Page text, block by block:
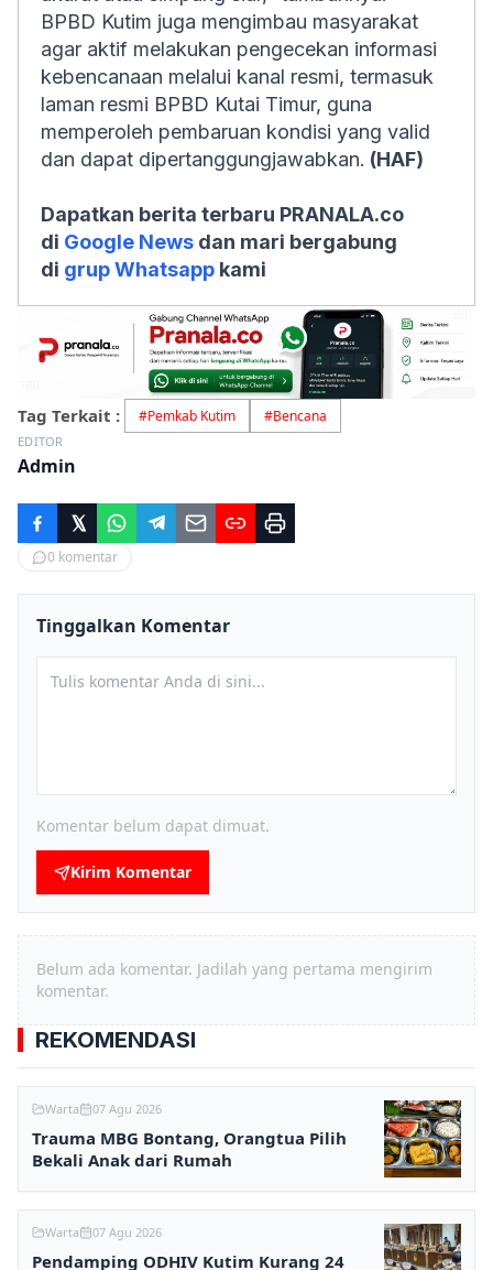
BPBD Kutim juga mengimbau masyarakat
agar aktif melakukan pengecekan informasi
kebencanaan melalui kanal resmi, termasuk
laman resmi BPBD Kutai Timur, guna
memperoleh pembaruan kondisi yang valid
dan dapat dipertanggungjawabkan. (HAF)
Dapatkan berita terbaru PRANALA.co
di Google News dan mari bergabung
di grup Whatsapp kami
Tag Terkait : #Pemkab Kutim #Bencana
EDITOR
Admin
0 komentar
Tinggalkan Komentar
Komentar belum dapat dimuat.
Kirim Komentar
Belum ada komentar. Jadilah yang pertama mengirim
komentar.
REKOMENDASI
Warta 07 Agu 2026
Trauma MBG Bontang, Orangtua Pilih
Bekali Anak dari Rumah
Warta 07 Agu 2026
Pendamping ODHIV Kutim Kurang 24